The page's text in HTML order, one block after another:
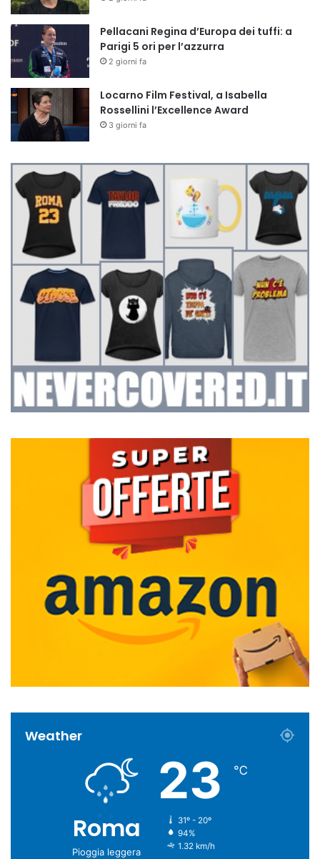
Pellacani Regina d’Europa dei tuffi: a
Parigi 5 ori per l’azzurra
2 giorni fa
Locarno Film Festival, a Isabella
Rossellini l’Excellence Award
3 giorni fa
Weather
Roma
Pioggia leggera
23 ℃
31º - 20º
94%
1.32 km/h